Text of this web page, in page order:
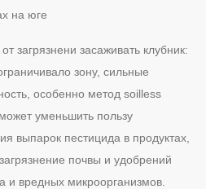
на юге
загрязнени засаживать клубник:
зону, сильные
особенно метод soilless
уменьшить пользу
выпарок пестицида в продуктах,
почвы и удобрений
и вредных микроорганизмов.